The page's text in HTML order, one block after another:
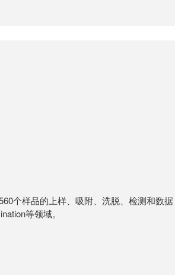
个样品的上样、吸附、洗脱、检测和数据
等领域。